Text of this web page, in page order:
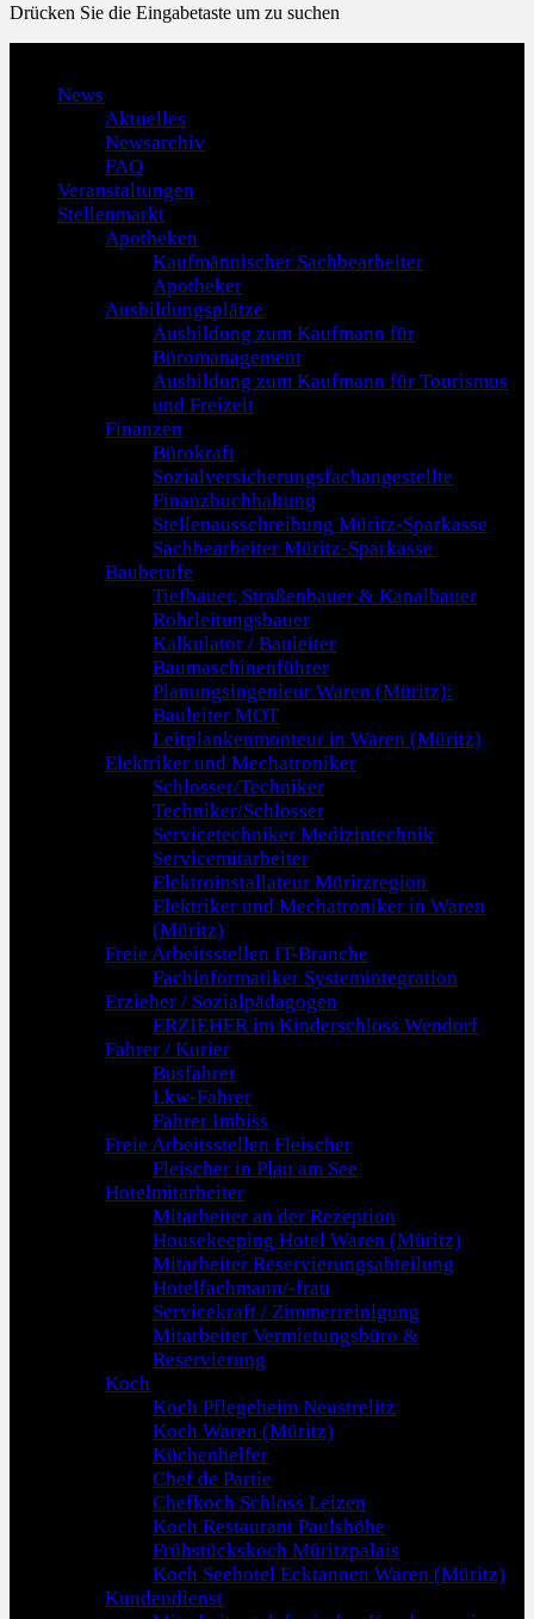
Drücken Sie die Eingabetaste um zu suchen
News
Aktuelles
Newsarchiv
FAQ
Veranstaltungen
Stellenmarkt
Apotheken
Kaufmännischer Sachbearbeiter
Apotheker
Ausbildungsplätze
Ausbildung zum Kaufmann für
Büromanagement
Ausbildung zum Kaufmann für Tourismus
und Freizeit
Finanzen
Bürokraft
Sozialversicherungsfachangestellte
Finanzbuchhaltung
Stellenausschreibung Müritz-Sparkasse
Sachbearbeiter Müritz-Sparkasse
Bauberufe
Tiefbauer, Straßenbauer & Kanalbauer
Rohrleitungsbauer
Kalkulator / Bauleiter
Baumaschinenführer
Planungsingenieur Waren (Müritz):
Bauleiter MOT
Leitplankenmonteur in Waren (Müritz)
Elektriker und Mechatroniker
Schlosser/Techniker
Techniker/Schlosser
Servicetechniker Medizintechnik
Servicemitarbeiter
Elektroinstallateur Müritzregion
Elektriker und Mechatroniker in Waren
(Müritz)
Freie Arbeitsstellen IT-Branche
Fachinformatiker Systemintegration
Erzieher / Sozialpädagogen
ERZIEHER im Kinderschloss Wendorf
Fahrer / Kurier
Busfahrer
Lkw-Fahrer
Fahrer Imbiss
Freie Arbeitsstellen Fleischer
Fleischer in Plau am See
Hotelmitarbeiter
Mitarbeiter an der Rezeption
Housekeeping Hotel Waren (Müritz)
Mitarbeiter Reservierungsabteilung
Hotelfachmann/-frau
Servicekraft / Zimmerreinigung
Mitarbeiter Vermietungsbüro &
Reservierung
Koch
Koch Pflegeheim Neustrelitz
Koch Waren (Müritz)
Küchenhelfer
Chef de Partie
Chefkoch Schloss Leizen
Koch Restaurant Paulshöhe
Frühstückskoch Müritzpalais
Koch Seehotel Ecktannen Waren (Müritz)
Kundendienst